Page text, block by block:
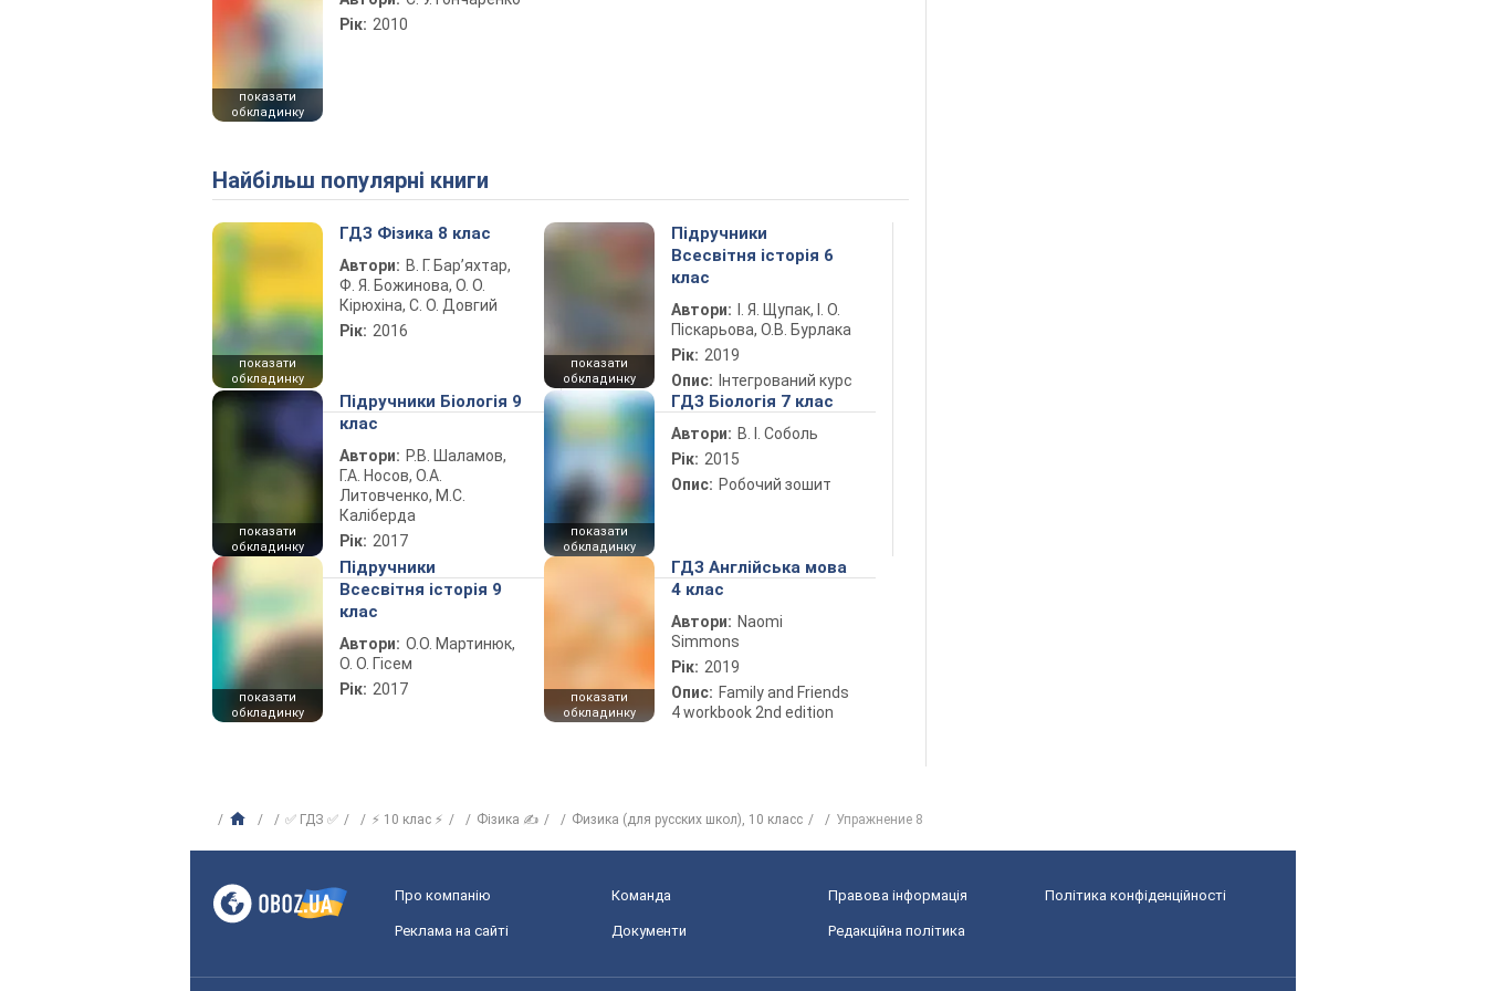
показати
обкладинку
Рік: 2010
Найбільш популярні книги
показати
обкладинку
ГДЗ Фізика 8 клас
Автори: В. Г. Бар’яхтар,
Ф. Я. Божинова, О. О.
Кірюхіна, С. О. Довгий
Рік: 2016
показати
обкладинку
Підручники
Всесвітня історія 6
клас
Автори:
І. Я. Щупак, І. О.
Піскарьова, О.В. Бурлака
Рік: 2019
Опис: Інтегрований курс
показати
обкладинку
Підручники Біологія 9
клас
Автори: Р.В. Шаламов,
Г.А. Носов, О.А.
Литовченко, М.С.
Каліберда
Рік: 2017
показати
обкладинку
ГДЗ Біологія 7 клас
Автори: В. І. Соболь
Рік: 2015
Опис: Робочий зошит
показати
обкладинку
Підручники
Всесвітня історія 9
клас
Автори: О.О. Мартинюк,
О. О. Гісем
Рік: 2017
показати
обкладинку
ГДЗ Англійська мова
4 клас
Автори: Naomi
Simmons
Рік: 2019
Опис: Family and Friends
4 workbook 2nd edition
✅ ГДЗ ✅ ⚡ 10 клас ⚡ Фізика ✍ Физика (для русских школ), 10 класс Упражнение 8
Про компанію Команда Правова інформація Політика конфіденційності
Реклама на сайті Документи Редакційна політика